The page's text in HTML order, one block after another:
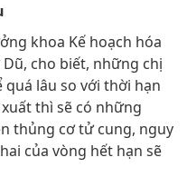
khoa Kế hoạch hóa
cho biết, những chị
lâu so với thời hạn
thì sẽ có những
thủng cơ tử cung, nguy
của vòng hết hạn sẽ